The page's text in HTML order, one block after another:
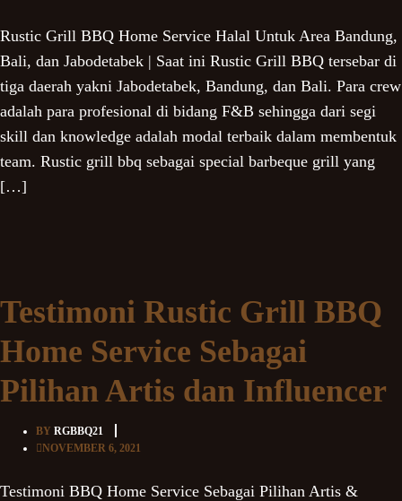
Rustic Grill BBQ Home Service Halal Untuk Area Bandung,
Bali, dan Jabodetabek | Saat ini Rustic Grill BBQ tersebar di
tiga daerah yakni Jabodetabek, Bandung, dan Bali. Para crew
adalah para profesional di bidang F&B sehingga dari segi
skill dan knowledge adalah modal terbaik dalam membentuk
team. Rustic grill bbq sebagai special barbeque grill yang
[…]
Testimoni Rustic Grill BBQ
Home Service Sebagai
Pilihan Artis dan Influencer
BY RGBBQ21
NOVEMBER 6, 2021
Testimoni BBQ Home Service Sebagai Pilihan Artis &